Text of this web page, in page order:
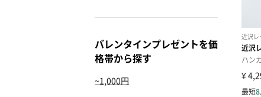
バレンタインプレゼントを価
格帯から探す
~1,000円